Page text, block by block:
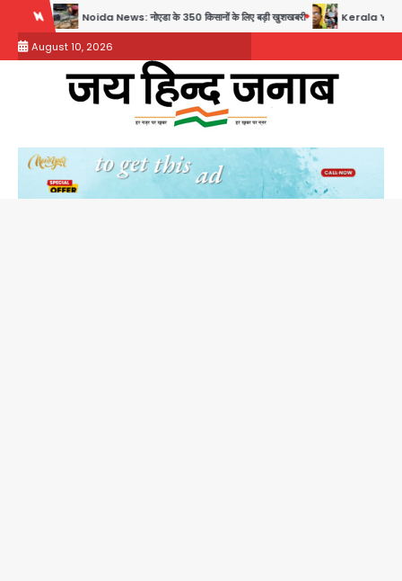
content
News: नोएडा के 350 किसानों के लिए बड़ी खुशखबरी Kerala YouTuber: केरलम में विवादित
August 10, 2026